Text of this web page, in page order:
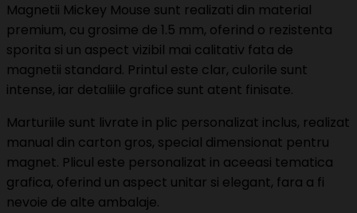
Magnetii Mickey Mouse sunt realizati din material
premium, cu grosime de 1.5 mm, oferind o rezistenta
sporita si un aspect vizibil mai calitativ fata de
magnetii standard. Printul este clar, culorile sunt
intense, iar detaliile grafice sunt atent finisate.
Marturiile sunt livrate in plic personalizat inclus, realizat
manual din carton gros, special dimensionat pentru
magnet. Plicul este personalizat in aceeasi tematica
grafica, oferind un aspect unitar si elegant, fara a fi
nevoie de alte ambalaje.